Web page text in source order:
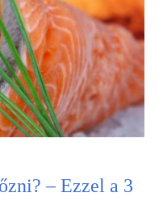
– Ezzel a 3